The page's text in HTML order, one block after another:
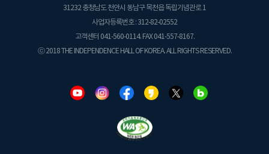
31232 충청남도 천안시 동남구 목천읍 독립기념관로 1
사업자등록번호 : 312-82-02552
고객센터 041-560-0114. FAX 041-557-8167.
ⓒ 2018 THE INDEPENDENCE HALL OF KOREA. ALL RIGHTS RESERVED.